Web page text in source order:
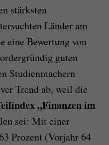
stärksten
Länder am
eine Bewertung von
guten
Studienmachern
Trend ab, weil die
„Finanzen im
sei: Mit einer
Prozent (Vorjahr 64